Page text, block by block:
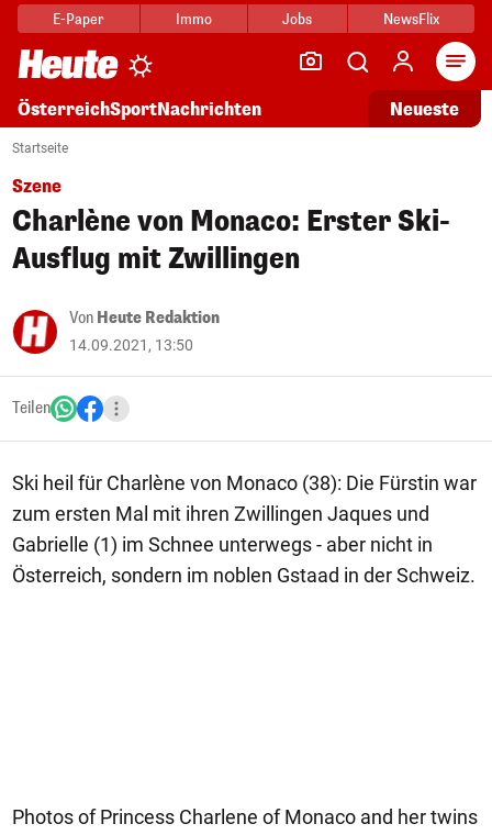
E-Paper Immo Jobs NewsFlix
ÖsterreichSportNachrichten Neueste
Startseite
Szene
Charlène von Monaco: Erster Ski-
Ausflug mit Zwillingen
Von Heute Redaktion
14.09.2021, 13:50
Teilen
Ski heil für Charlène von Monaco (38): Die Fürstin war
zum ersten Mal mit ihren Zwillingen Jaques und
Gabrielle (1) im Schnee unterwegs - aber nicht in
Österreich, sondern im noblen Gstaad in der Schweiz.
Photos of Princess Charlene of Monaco and her twins